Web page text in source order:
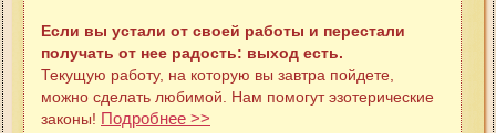
Если вы устали от своей работы и перестали
получать от нее радость: выход есть.
Текущую работу, на которую вы завтра пойдете,
можно сделать любимой. Нам помогут эзотерические
законы! Подробнее >>